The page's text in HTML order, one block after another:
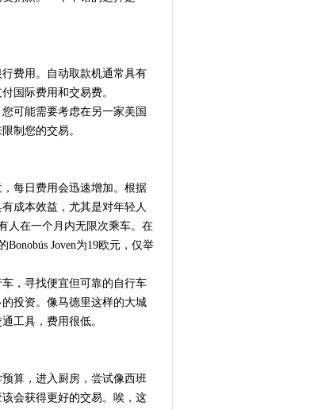
费用。自动取款机通常具有
国际费用和交易费。
可能需要考虑在另一家美国
制您的交易。
每日费用会迅速增加。根据
成本效益，尤其是对年轻人
人在一个月内无限次乘车。在
Joven为19欧元，仅举
，寻找便宜但可靠的自行车
投资。像马德里这样的大城
工具，费用很低。
算，进入厨房，尝试像西班
会获得更好的交易。唉，这